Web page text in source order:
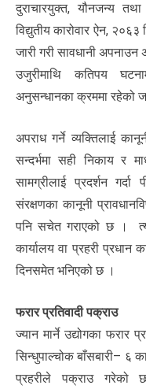
दुराचारयुक्त, यौनजन्य
विद्युतीय कारोवार ऐन,
जारी गरी सावधानी
उजुरीमाथि कतिपय
अनुसन्धानका क्रममा रहेको
अपराध गर्ने व्यक्तिलाई
सन्दर्भमा सही निकाय र
सामग्रीलाई प्रदर्शन
संरक्षणका कानूनी
पनि सचेत गराएको छ ।
कार्यालय वा प्रहरी प्रधान
दिनसमेत भनिएको छ ।
फरार प्रतिवादी पक्राउ
ज्यान मार्ने उद्योगका फरार
सिन्धुपाल्चोक बाँसबारी– ६
प्रहरीले पक्राउ गरेको